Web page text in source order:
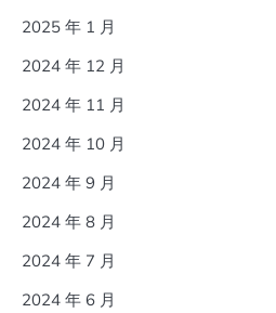
2025 年 1 月
2024 年 12 月
2024 年 11 月
2024 年 10 月
2024 年 9 月
2024 年 8 月
2024 年 7 月
2024 年 6 月